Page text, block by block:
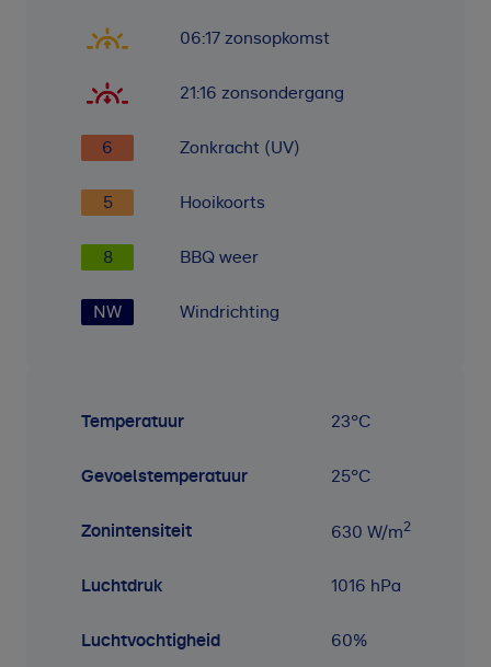
06:17 zonsopkomst
21:16 zonsondergang
6 Zonkracht (UV)
5 Hooikoorts
8 BBQ weer
NW Windrichting
Temperatuur 23°C
Gevoelstemperatuur 25°C
Zonintensiteit 630 W/m2
Luchtdruk 1016 hPa
Luchtvochtigheid 60%